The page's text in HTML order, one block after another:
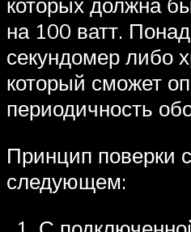
которых должна
на 100 ватт.
секундомер либо
который сможет
периодичность
Принцип поверки
следующем: